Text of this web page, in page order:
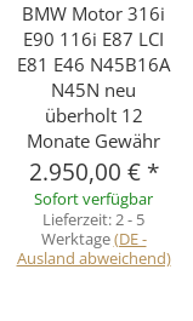
BMW Motor 316i
E90 116i E87 LCI
E81 E46 N45B16A
N45N neu
überholt 12
Monate Gewähr
2.950,00 € *
Sofort verfügbar
Lieferzeit:2 - 5
Werktage(DE -
Ausland abweichend)